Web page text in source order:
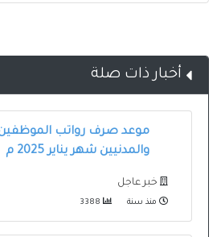
أخبار ذات صلة
موعد صرف رواتب
والمدنيين شهر يناير 2025 م
خبر عاجل
منذ سنة